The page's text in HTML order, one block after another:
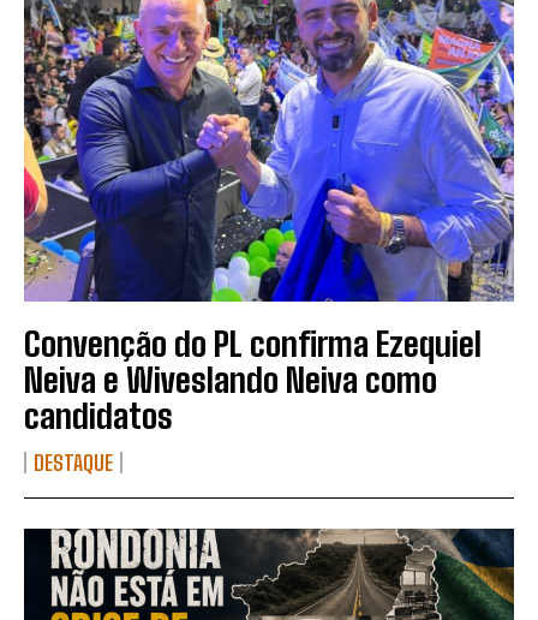
Convenção do PL confirma Ezequiel
Neiva e Wiveslando Neiva como
candidatos
DESTAQUE